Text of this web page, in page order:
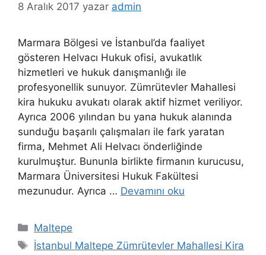
8 Aralık 2017 yazar admin
Marmara Bölgesi ve İstanbul’da faaliyet
gösteren Helvacı Hukuk ofisi, avukatlık
hizmetleri ve hukuk danışmanlığı ile
profesyonellik sunuyor. Zümrütevler Mahallesi
kira hukuku avukatı olarak aktif hizmet veriliyor.
Ayrıca 2006 yılından bu yana hukuk alanında
sunduğu başarılı çalışmaları ile fark yaratan
firma, Mehmet Ali Helvacı önderliğinde
kurulmuştur. Bununla birlikte firmanın kurucusu,
Marmara Üniversitesi Hukuk Fakültesi
mezunudur. Ayrıca … Devamını oku
Kategoriler
Maltepe
Etiketler
İstanbul Maltepe Zümrütevler Mahallesi Kira